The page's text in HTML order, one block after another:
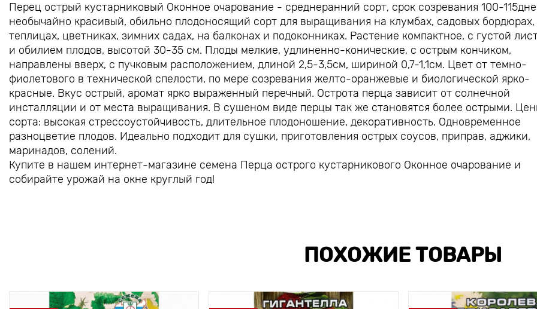
Перец острый кустарниковый Оконное очарование - среднеранний сорт, срок созревания 100-
необычайно красивый, обильно плодоносящий сорт для выращивания на клумбах, садовых бордюрах,
теплицах, цветниках, зимних садах, на балконах и подоконниках. Растение компактное, с густой
и обилием плодов, высотой 30-35 см. Плоды мелкие, удлиненно-конические, с острым кончиком,
направлены вверх, с пучковым расположением, длиной 2,5-3,5см, шириной 0,7-1,1см. Цвет от темно-
фиолетового в технической спелости, по мере созревания желто-оранжевые и биологической ярко-
красные. Вкус острый, аромат ярко выраженный перечный. Острота перца зависит от солнечной
инсталляции и от места выращивания. В сушеном виде перцы так же становятся более острыми.
сорта: высокая стрессоустойчивость, длительное плодоношение, декоративность. Одновременное
разноцветие плодов. Идеально подходит для сушки, приготовления острых соусов, приправ, аджики,
маринадов, солений.
Купите в нашем интернет-магазине семена Перца острого кустарникового Оконное очарование и
собирайте урожай на окне круглый год!
ПОХОЖИЕ ТОВАРЫ